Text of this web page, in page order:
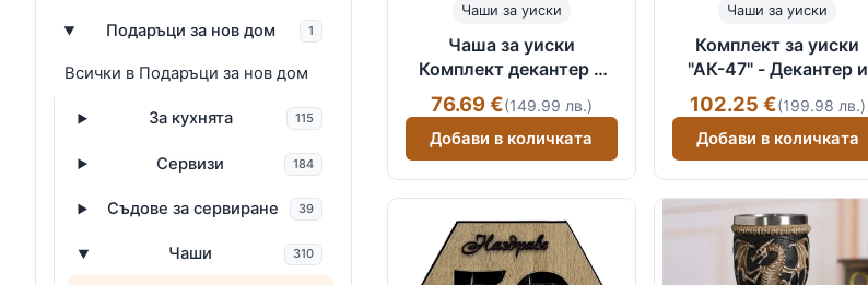
Подаръци за нов дом 1
Всички в Подаръци за нов дом
За кухнята 115
Сервизи 184
Съдове за сервиране 39
Чаши 310
Чаши за уиски
Чаша за уиски
Комплект декантер и
чаши "Череп" за уиски
76.69 €(149.99 лв.)
Добави в количката
Чаши за уиски
Комплект за уиски
"АК-47" - Декантер и
чаши на стойка
102.25 €(199.98 лв.)
Добави в количката